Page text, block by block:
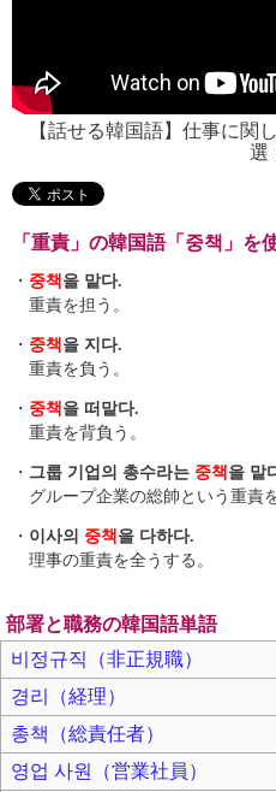
【話せる韓国語】仕事に関
選
「重責」の韓国語「중책」を
・ 중책 을 맡다.
重責を担う。
・ 중책 을 지다.
重責を負う。
・ 중책 을 떠맡다.
重責を背負う。
・ 그룹 기업의 총수라는 중책 을 맡
グループ企業の総帥という重責
・ 이사의 중책 을 다하다.
理事の重責を全うする。
部署と職務の韓国語単語
비정규직（非正規職）
경리（経理）
총책（総責任者）
영업 사원（営業社員）